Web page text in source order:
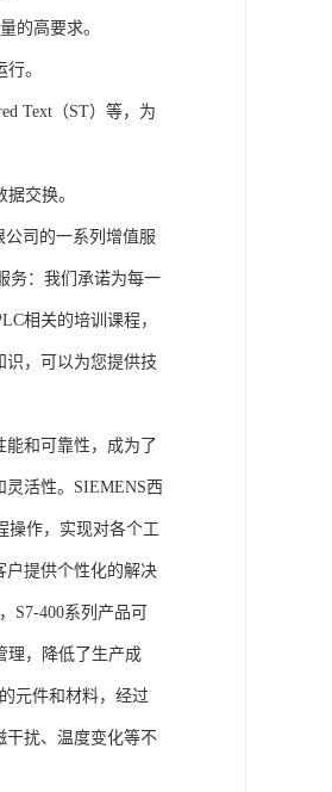
的高要求。
。
Text（ST）等，为
交换。
公司的一系列增值服
务：我们承诺为每一
相关的培训课程，
识，可以为您提供技
和可靠性，成为了
活性。SIEMENS西
操作，实现对各个工
户提供个性化的解决
S7-400系列产品可
理，降低了生产成
元件和材料，经过
干扰、温度变化等不